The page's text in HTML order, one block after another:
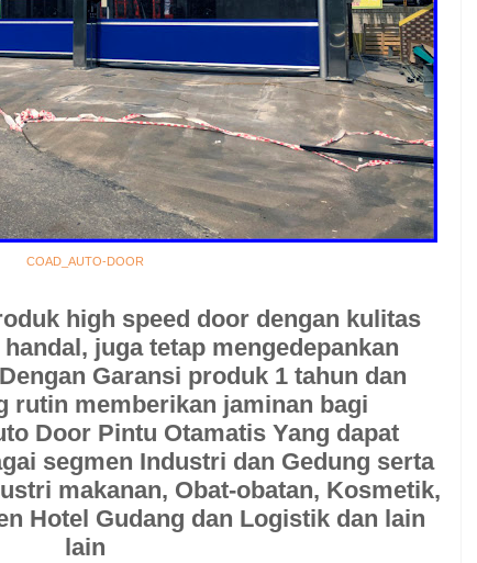
COAD_AUTO-DOOR
high speed door dengan kulitas
juga tetap mengedepankan
Garansi produk 1 tahun dan
rutin memberikan jaminan bagi
DoorPintu Otamatis Yang dapat
segmen Industri dan Gedung serta
makanan, Obat-obatan, Kosmetik,
Hotel Gudang dan Logistik dan lain
lain